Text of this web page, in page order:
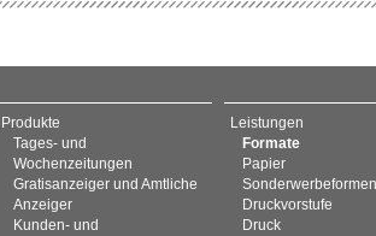
Produkte
Tages- und
Wochenzeitungen
Gratisanzeiger und Amtliche
Anzeiger
Kunden- und
Leistungen
Formate
Papier
Sonderwerbeformen
Druckvorstufe
Druck